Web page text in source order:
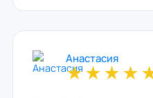
Анастасия
★★★★